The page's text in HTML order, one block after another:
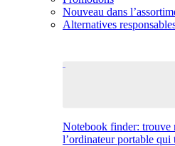
Nouveau dans
Alternatives
Notebook finder: trouve
l’ordinateur portable qui